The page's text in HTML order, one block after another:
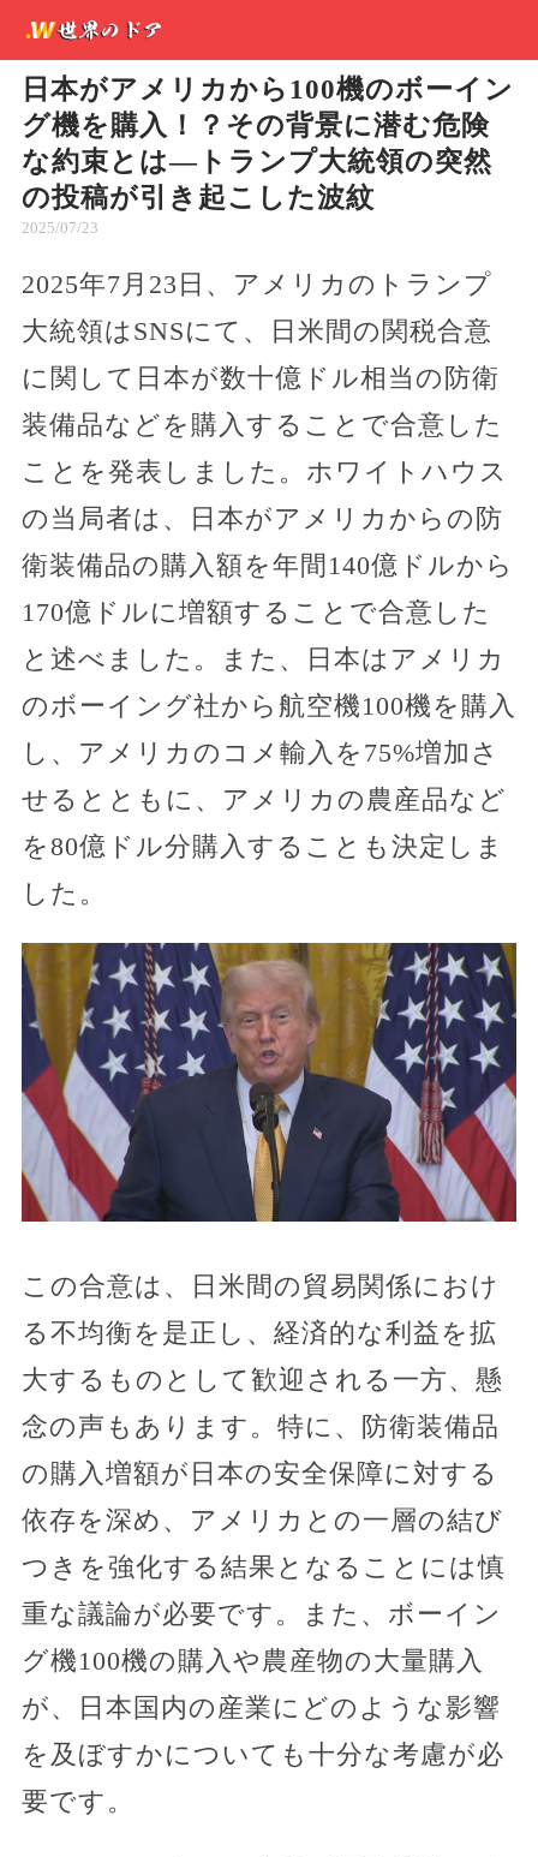
日本がアメリカから100機のボーイン
グ機を購入！？その背景に潜む危険
な約束とは—トランプ大統領の突然
の投稿が引き起こした波紋
2025/07/23
2025年7月23日、アメリカのトランプ
大統領はSNSにて、日米間の関税合意
に関して日本が数十億ドル相当の防衛
装備品などを購入することで合意した
ことを発表しました。ホワイトハウス
の当局者は、日本がアメリカからの防
衛装備品の購入額を年間140億ドルから
170億ドルに増額することで合意した
と述べました。また、日本はアメリカ
のボーイング社から航空機100機を購入
し、アメリカのコメ輸入を75%増加さ
せるとともに、アメリカの農産品など
を80億ドル分購入することも決定しま
した。
この合意は、日米間の貿易関係におけ
る不均衡を是正し、経済的な利益を拡
大するものとして歓迎される一方、懸
念の声もあります。特に、防衛装備品
の購入増額が日本の安全保障に対する
依存を深め、アメリカとの一層の結び
つきを強化する結果となることには慎
重な議論が必要です。また、ボーイン
グ機100機の購入や農産物の大量購入
が、日本国内の産業にどのような影響
を及ぼすかについても十分な考慮が必
要です。